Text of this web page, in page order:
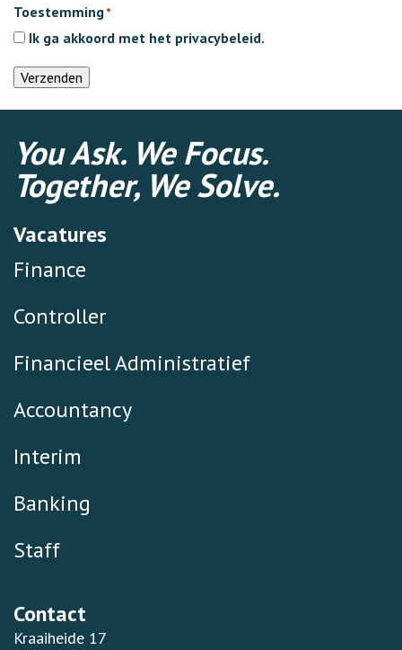
Toestemming*
Ik ga akkoord met het privacybeleid.
Verzenden
You Ask. We Focus.
Together, We Solve.
Vacatures
Finance
Controller
Financieel Administratief
Accountancy
Interim
Banking
Staff
Contact
Kraaiheide 17